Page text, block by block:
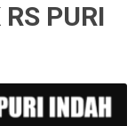
PURI